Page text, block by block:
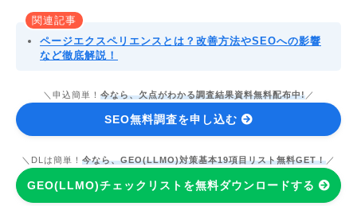
関連記事
ページエクスペリエンスとは？改善方法やSEOへの影響
など徹底解説！
＼申込簡単！ 今なら、欠点がわかる調査結果資料無料配布中!／
SEO無料調査を申し込む
＼DLは簡単！ 今なら、GEO(LLMO)対策基本19項目リスト無料GET！ ／
GEO(LLMO)チェックリストを無料ダウンロードする